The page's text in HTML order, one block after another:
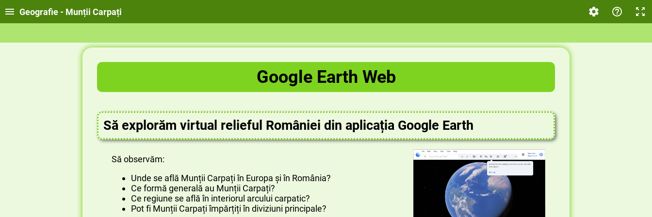
Geografie - Munții Carpați
Google Earth Web
Să explorăm virtual relieful României din aplicația Google Earth
Să observăm:
Unde se află Munții Carpați în Europa și în România?
Ce formă generală au Munții Carpați?
Ce regiune se află în interiorul arcului carpatic?
Pot fi Munții Carpați împărțiți în diviziuni principale?